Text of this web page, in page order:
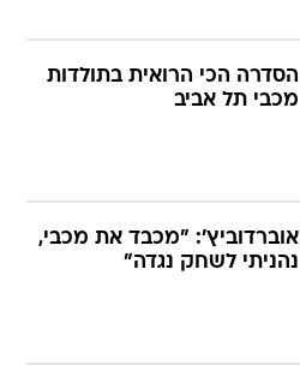
הסדרה הכי הרואית בתולדות
מכבי תל אביב
אוברדוביץ': "מכבד את מכבי,
נהניתי לשחק נגדה"